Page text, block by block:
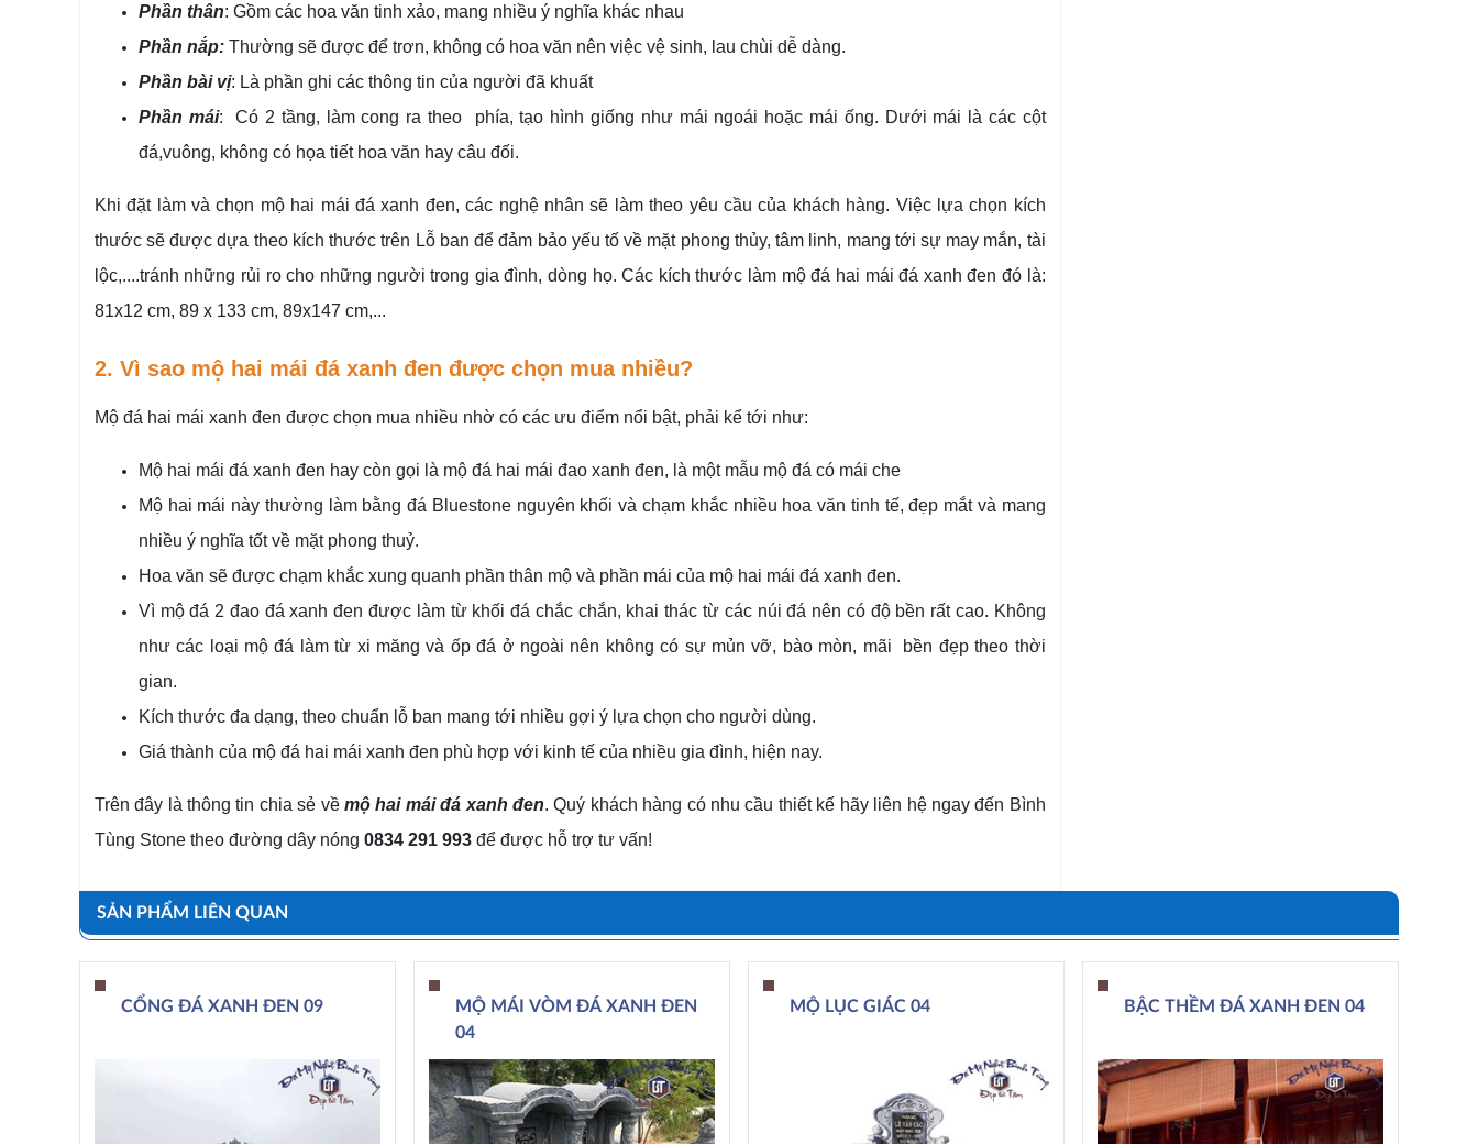
Phần thân: Gồm các hoa văn tinh xảo, mang nhiều ý nghĩa khác nhau
Phần nắp:Thường sẽ được để trơn, không có hoa văn nên việc vệ sinh, lau chùi dễ dàng.
Phần bài vị: Là phần ghi các thông tin của người đã khuất
Phần mái: Có 2 tầng, làm cong ra theo phía, tạo hình giống như mái ngoái hoặc mái ống. Dưới mái là các cột
đá,vuông, không có họa tiết hoa văn hay câu đối.
Khi đặt làm và chọn mộ hai mái đá xanh đen, các nghệ nhân sẽ làm theo yêu cầu của khách hàng. Việc lựa chọn kích
thước sẽ được dựa theo kích thước trên Lỗ ban để đảm bảo yếu tố về mặt phong thủy, tâm linh, mang tới sự may mắn, tài
lộc,....tránh những rủi ro cho những người trong gia đình, dòng họ. Các kích thước làm mộ đá hai mái đá xanh đen đó là:
81x12 cm, 89 x 133 cm, 89x147 cm,...
2. Vì sao mộ hai mái đá xanh đen được chọn mua nhiều?
Mộ đá hai mái xanh đen được chọn mua nhiều nhờ có các ưu điểm nổi bật, phải kể tới như:
Mộ hai mái đá xanh đen hay còn gọi là mộ đá hai mái đao xanh đen, là một mẫu mộ đá có mái che
Mộ hai mái này thường làm bằng đá Bluestone nguyên khối và chạm khắc nhiều hoa văn tinh tế, đẹp mắt và mang
nhiều ý nghĩa tốt về mặt phong thuỷ.
Hoa văn sẽ được chạm khắc xung quanh phần thân mộ và phần mái của mộ hai mái đá xanh đen.
Vì mộ đá 2 đao đá xanh đen được làm từ khối đá chắc chắn, khai thác từ các núi đá nên có độ bền rất cao. Không
như các loại mộ đá làm từ xi măng và ốp đá ở ngoài nên không có sự mủn vỡ, bào mòn, mãi bền đẹp theo thời
gian.
Kích thước đa dạng, theo chuẩn lỗ ban mang tới nhiều gợi ý lựa chọn cho người dùng.
Giá thành của mộ đá hai mái xanh đen phù hợp với kinh tế của nhiều gia đình, hiện nay.
Trên đây là thông tin chia sẻ vềmộ hai mái đá xanh đen. Quý khách hàng có nhu cầu thiết kế hãy liên hệ ngay đến Bình
Tùng Stone theo đường dây nóng 0834 291 993để được hỗ trợ tư vấn!
SẢN PHẨM LIÊN QUAN
CỔNG ĐÁ XANH ĐEN 09
MỘ MÁI VÒM ĐÁ XANH ĐEN
04
MỘ LỤC GIÁC 04 BẬC THỀM ĐÁ XANH ĐEN 04